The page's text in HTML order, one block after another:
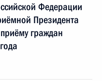
Федерации
Президента
граждан